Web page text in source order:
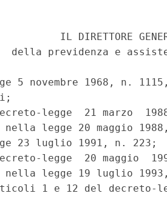
IL DIRETTORE
della previdenza e
5 novembre 1968, n.
legge  21 marzo
legge 20 maggio
23 luglio 1991, n. 223;
legge  20 maggio
nella legge 19 luglio
1 e 12 del decreto-